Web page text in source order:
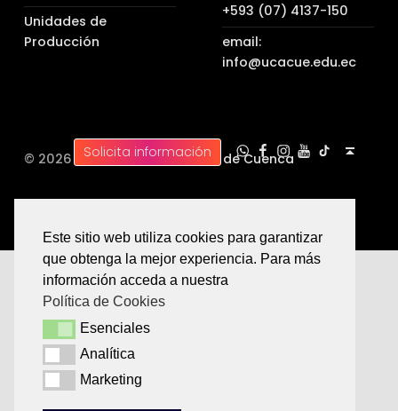
Unidades de
Producción
+593 (07) 4137-150
email:
info@ucacue.edu.ec
© 2026 | Universidad Católica de Cuenca
Solicita información
UC WhatsApp
UC en Facebook
UC en Instagram
UC en Youtube
UC Tiktok
Este sitio web utiliza cookies para garantizar
que obtenga la mejor experiencia. Para más
información acceda a nuestra
Política de Cookies
EsencialesEsenciales
AnalíticaAnalítica
MarketingMarketing